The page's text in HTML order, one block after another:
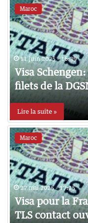
Maroc
11 juin 2025 - 16:39
Visa
filets de la
Lire la suite »
Maroc
27 mai 2025 - 17:25
Visa pour la
TLS contact